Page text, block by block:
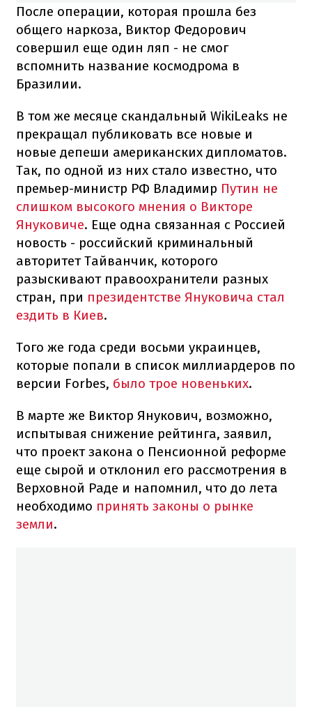
После операции, которая прошла без
общего наркоза, Виктор Федорович
совершил еще один ляп - не смог
вспомнить название космодрома в
Бразилии.
В том же месяце скандальный WikiLeaks не
прекращал публиковать все новые и
новые депеши американских дипломатов.
Так, по одной из них стало известно, что
премьер-министр РФ Владимир Путин не
слишком высокого мнения о Викторе
Януковиче. Еще одна связанная с Россией
новость - российский криминальный
авторитет Тайванчик, которого
разыскивают правоохранители разных
стран, при президентстве Януковича стал
ездить в Киев.
Того же года среди восьми украинцев,
которые попали в список миллиардеров по
версии Forbes, было трое новеньких.
В марте же Виктор Янукович, возможно,
испытывая снижение рейтинга, заявил,
что проект закона о Пенсионной реформе
еще сырой и отклонил его рассмотрения в
Верховной Раде и напомнил, что до лета
необходимо принять законы о рынке
земли.